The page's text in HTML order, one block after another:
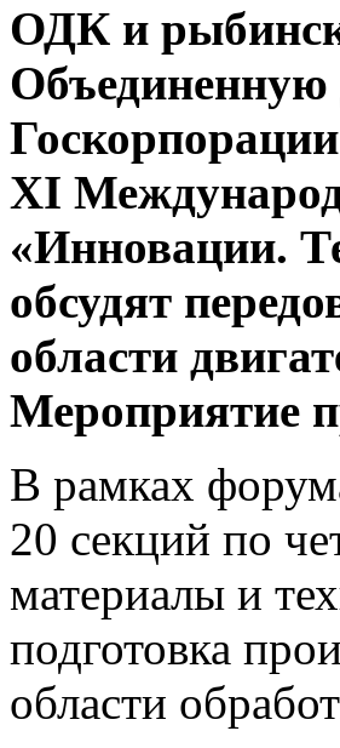
ОДК и
Объединенную
XI
«Инновации.
обсудят
области
Мероприятие
В рамках
20 секций по
материалы и
подготовка
области